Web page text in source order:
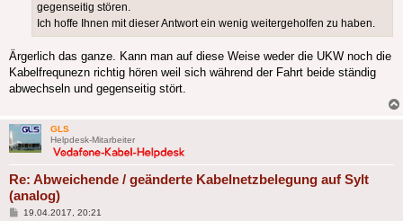
gegenseitig stören.
Ich hoffe Ihnen mit dieser Antwort ein wenig weitergeholfen zu haben.
Ärgerlich das ganze. Kann man auf diese Weise weder die UKW noch die
Kabelfrequnezn richtig hören weil sich während der Fahrt beide ständig
abwechseln und gegenseitig stört.
GLS
Helpdesk-Mitarbeiter
Re: Abweichende / geänderte Kabelnetzbelegung auf Sylt
(analog)
Beitrag
19.04.2017, 20:21